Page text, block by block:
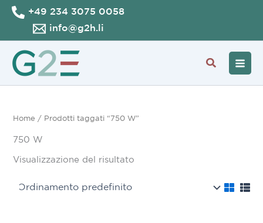
Vai
contenuto
+49 234 3075 0058
info@g2h.li
Cerca
Home / Prodotti taggati “750 W”
750 W
Visualizzazione del risultato